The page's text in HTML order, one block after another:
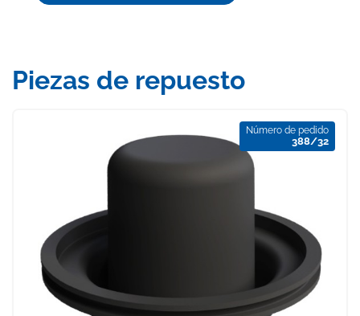
Piezas de repuesto
Número de pedido
388/32